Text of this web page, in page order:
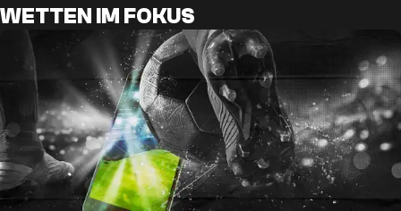
WETTEN IM FOKUS